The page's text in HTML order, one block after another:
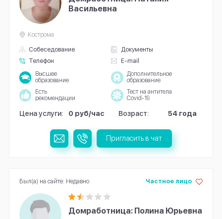
Васильевна
Собеседование
Документы
Телефон
E-mail
Кострома
Высшее
образование
Дополнительное
образование
Есть
рекомендации
Тест на антитела
Covid-19
Цена услуги: 0 руб/час Возраст: 54 года
Пригласить в чат
Домработница: Полина Юрьевна
Частное лицо
Был(а) на сайте: Недавно